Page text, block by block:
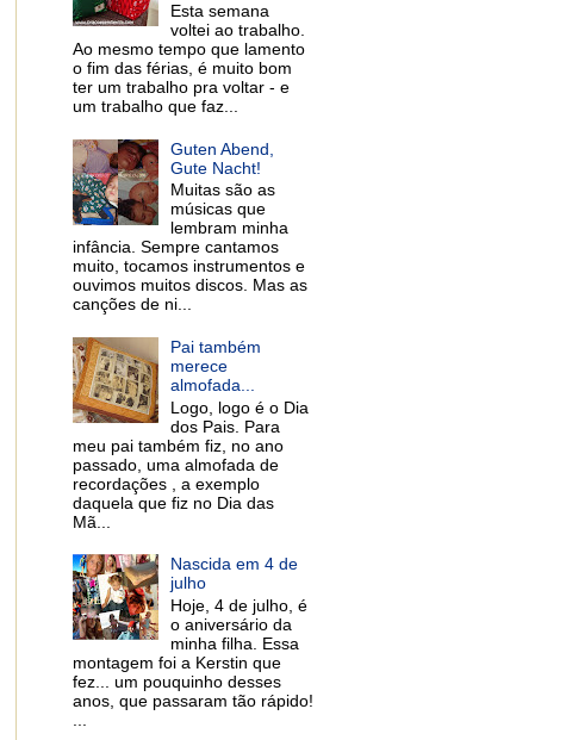
Esta semana
voltei ao trabalho.
Ao mesmo tempo que lamento
o fim das férias, é muito bom
ter um trabalho pra voltar - e
um trabalho que faz...
Guten Abend,
Gute Nacht!
Muitas são as
músicas que
lembram minha
infância. Sempre cantamos
muito, tocamos instrumentos e
ouvimos muitos discos. Mas as
canções de ni...
Pai também
merece
almofada...
Logo, logo é o Dia
dos Pais. Para
meu pai também fiz, no ano
passado, uma almofada de
recordações , a exemplo
daquela que fiz no Dia das
Mã...
Nascida em 4 de
julho
Hoje, 4 de julho, é
o aniversário da
minha filha. Essa
montagem foi a Kerstin que
fez... um pouquinho desses
anos, que passaram tão rápido!
...